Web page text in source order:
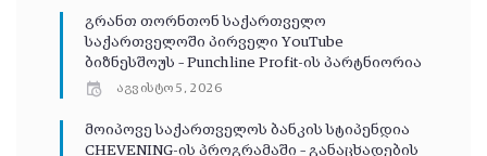
გრანთ თორნთონ საქართველო
საქართველოში პირველი YouTube
ბიზნესშოუს – Punchline Profit-ის პარტნიორია
აგვისტო 5, 2026
მოიპოვე საქართველოს ბანკის სტიპენდია
CHEVENING-ის პროგრამაში – განაცხადების